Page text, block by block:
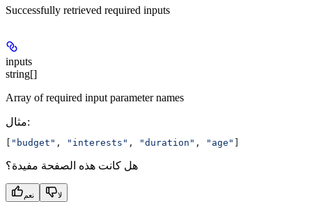
Successfully retrieved required inputs
inputs
string[]
Array of required input parameter names
مثال:
"budget" , "interests" , "duration" , "age"
هل كانت هذه الصفحة مفيدة؟
نعم لا